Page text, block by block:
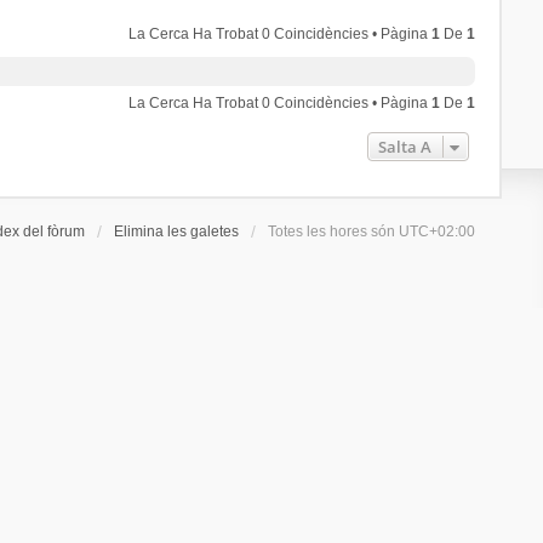
La Cerca Ha Trobat 0 Coincidències • Pàgina1 De1
La Cerca Ha Trobat 0 Coincidències • Pàgina1 De1
Salta A
del fòrum Elimina les galetes Totes les hores són UTC+02:00